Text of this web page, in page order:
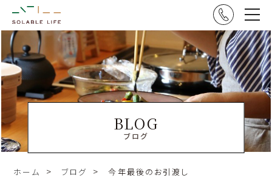
BLOG
ブログ
ホーム ブログ 今年最後のお引渡し